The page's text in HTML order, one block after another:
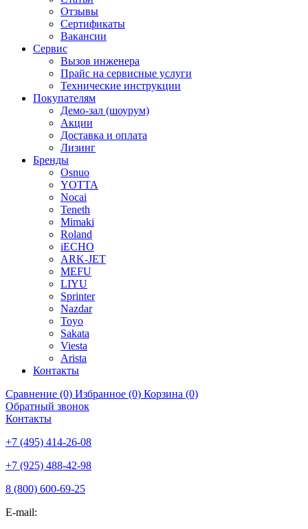
Отзывы
Сертификаты
Вакансии
Сервис
Вызов инженера
Прайс на сервисные услуги
Технические инструкции
Покупателям
Демо-зал (шоурум)
Акции
Доставка и оплата
Лизинг
Бренды
Osnuo
YOTTA
Nocai
Teneth
Mimaki
Roland
iECHO
ARK-JET
MEFU
LIYU
Sprinter
Nazdar
Toyo
Sakata
Viesta
Arista
Контакты
Сравнение (0) Избранное (0) Корзина (0)
Обратный звонок
Контакты
+7 (495) 414-26-08
+7 (925) 488-42-98
8 (800) 600-69-25
E-mail: